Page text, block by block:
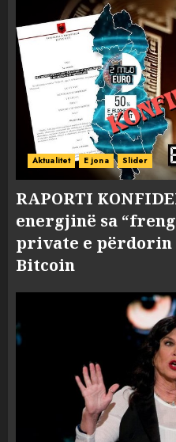
Aktualitet E jona Slider
RAPORTI
energjinë sa
private e
Bitcoin